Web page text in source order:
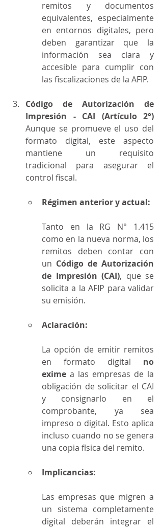
remitos y documentos
equivalentes, especialmente
en entornos digitales, pero
deben garantizar que la
información sea clara y
accesible para cumplir con
las fiscalizaciones de la AFIP.
Código de Autorización de
Aunque se promueve el uso del
formato digital, este aspecto
mantiene un requisito
tradicional para asegurar el
control fiscal.
Régimen anterior y actual:
Tanto en la RG N° 1.415
como en la nueva norma, los
remitos deben contar con
un Código de Autorización
de Impresión (CAI), que se
solicita a la AFIP para validar
su emisión.
Aclaración:
La opción de emitir remitos
en formato digital no
exime a las empresas de la
obligación de solicitar el CAI
y consignarlo en el
comprobante, ya sea
impreso o digital. Esto aplica
incluso cuando no se genera
una copia física del remito.
Implicancias:
Las empresas que migren a
un sistema completamente
digital deberán integrar el